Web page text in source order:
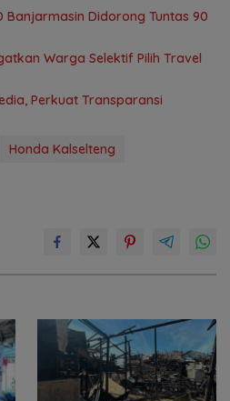
Banjarmasin Didorong Tuntas 90
Warga Selektif Pilih Travel
Perkuat Transparansi
Honda Kalselteng